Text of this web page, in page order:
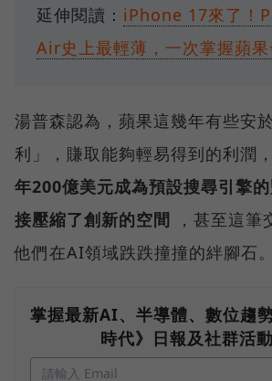
延伸閱讀： iPhone 17來了！
Air史上最輕薄，一次掌握蘋
湯普森認為，蘋果這幾年有些安
利」，賺取能夠輕易得到的利潤，
年200億美元成為預設搜尋引擎
接壓縮了創新的空間 ，甚至這筆
他們在AI領域跌跌撞撞的絆腳石。
掌握最新AI、半導體、數位趨
時代》日報及社群活